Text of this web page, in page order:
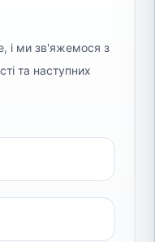
і ми зв'яжемося з
та наступних